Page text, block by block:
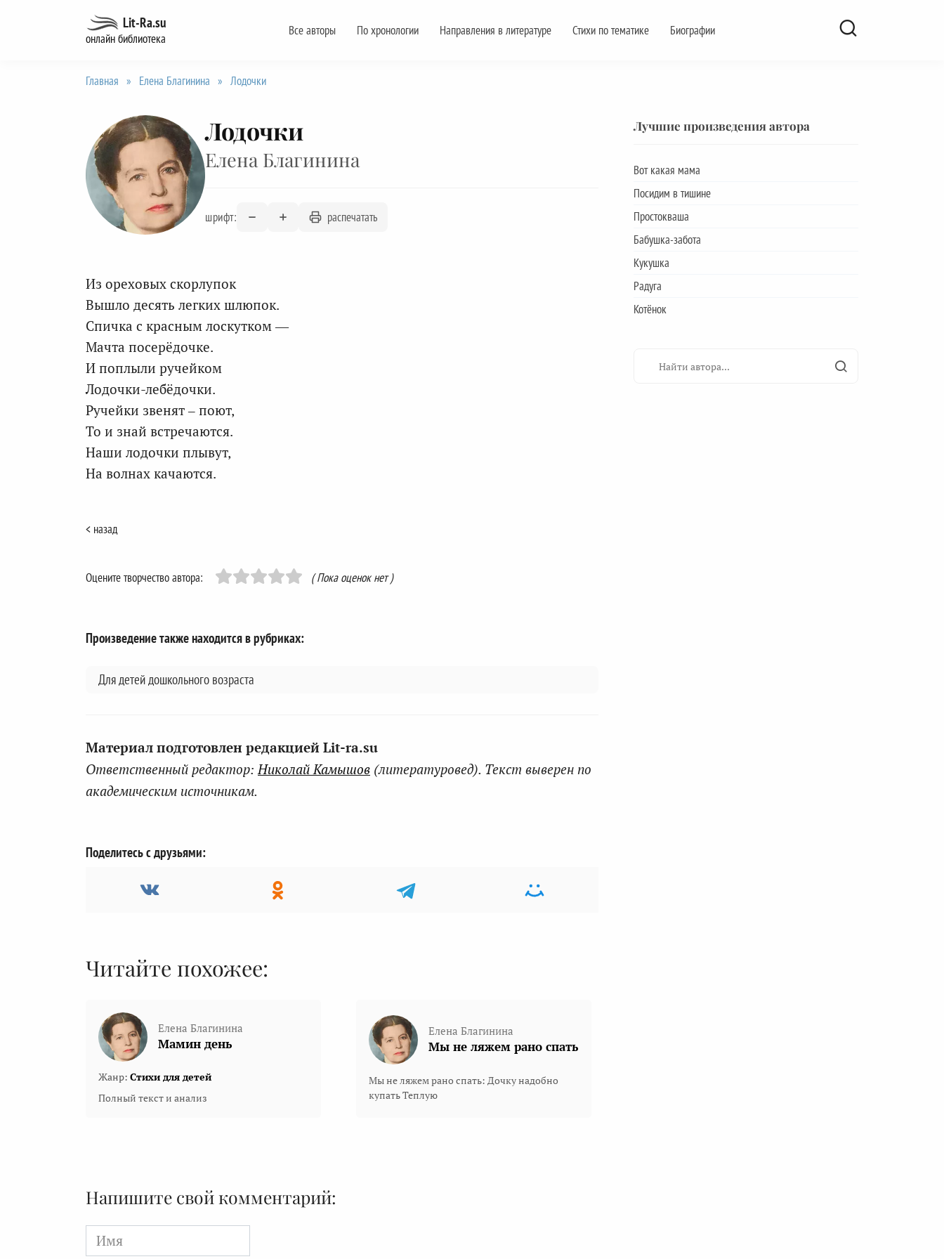
Lit-Ra.su
онлайн библиотека
Все авторы По хронологии Направления в литературе Стихи по тематике Биографии
Главная » Елена Благинина » Лодочки
Лодочки
Елена Благинина
шрифт: распечатать
Из ореховых скорлупок
Вышло десять легких шлюпок.
Спичка с красным лоскутком —
Мачта посерёдочке.
И поплыли ручейком
Лодочки-лебёдочки.
Ручейки звенят – поют,
То и знай встречаются.
Наши лодочки плывут,
На волнах качаются.
< назад
Оцените творчество автора: ( Пока оценок нет )
Произведение также находится в рубриках:
Для детей дошкольного возраста
Материал подготовлен редакцией Lit-ra.su
Ответственный редактор:Николай Камышов (литературовед). Текст выверен по
академическим источникам.
Поделитесь с друзьями:
Читайте похожее:
Елена Благинина
Мамин день
Жанр: Стихи для детей
Полный текст и анализ
Елена Благинина
Мы не ляжем рано спать
Мы не ляжем рано спать: Дочку надобно
купать Теплую
Напишите свой комментарий:
Имя
Лучшие произведения автора
Вот какая мама
Посидим в тишине
Простокваша
Бабушка-забота
Кукушка
Радуга
Котёнок